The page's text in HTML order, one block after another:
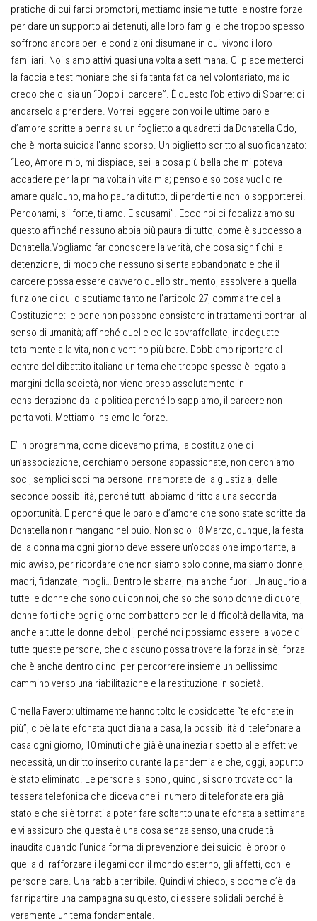
pratiche di cui farci promotori, mettiamo insieme tutte le nostre forze
per dare un supporto ai detenuti, alle loro famiglie che troppo spesso
soffrono ancora per le condizioni disumane in cui vivono i loro
familiari. Noi siamo attivi quasi una volta a settimana. Ci piace metterci
la faccia e testimoniare che si fa tanta fatica nel volontariato, ma io
credo che ci sia un “Dopo il carcere”. È questo l’obiettivo di Sbarre: di
andarselo a prendere. Vorrei leggere con voi le ultime parole
d’amore scritte a penna su un foglietto a quadretti da Donatella Odo,
che è morta suicida l’anno scorso. Un biglietto scritto al suo fidanzato:
“Leo, Amore mio, mi dispiace, sei la cosa più bella che mi poteva
accadere per la prima volta in vita mia; penso e so cosa vuol dire
amare qualcuno, ma ho paura di tutto, di perderti e non lo sopporterei.
Perdonami, sii forte, ti amo. E scusami”. Ecco noi ci focalizziamo su
questo affinché nessuno abbia più paura di tutto, come è successo a
Donatella.Vogliamo far conoscere la verità, che cosa significhi la
detenzione, di modo che nessuno si senta abbandonato e che il
carcere possa essere davvero quello strumento, assolvere a quella
funzione di cui discutiamo tanto nell’articolo 27, comma tre della
Costituzione: le pene non possono consistere in trattamenti contrari al
senso di umanità; affinché quelle celle sovraffollate, inadeguate
totalmente alla vita, non diventino più bare. Dobbiamo riportare al
centro del dibattito italiano un tema che troppo spesso è legato ai
margini della società, non viene preso assolutamente in
considerazione dalla politica perché lo sappiamo, il carcere non
porta voti. Mettiamo insieme le forze.
E’ in programma, come dicevamo prima, la costituzione di
un’associazione, cerchiamo persone appassionate, non cerchiamo
soci, semplici soci ma persone innamorate della giustizia, delle
seconde possibilità, perché tutti abbiamo diritto a una seconda
opportunità. E perché quelle parole d’amore che sono state scritte da
Donatella non rimangano nel buio. Non solo l’8 Marzo, dunque, la festa
della donna ma ogni giorno deve essere un’occasione importante, a
mio avviso, per ricordare che non siamo solo donne, ma siamo donne,
madri, fidanzate, mogli… Dentro le sbarre, ma anche fuori. Un augurio a
tutte le donne che sono qui con noi, che so che sono donne di cuore,
donne forti che ogni giorno combattono con le difficoltà della vita, ma
anche a tutte le donne deboli, perché noi possiamo essere la voce di
tutte queste persone, che ciascuno possa trovare la forza in sè, forza
che è anche dentro di noi per percorrere insieme un bellissimo
cammino verso una riabilitazione e la restituzione in società.
Ornella Favero: ultimamente hanno tolto le cosiddette “telefonate in
più”, cioè la telefonata quotidiana a casa, la possibilità di telefonare a
casa ogni giorno, 10 minuti che già è una inezia rispetto alle effettive
necessità, un diritto inserito durante la pandemia e che, oggi, appunto
è stato eliminato. Le persone si sono , quindi, si sono trovate con la
tessera telefonica che diceva che il numero di telefonate era già
stato e che si è tornati a poter fare soltanto una telefonata a settimana
e vi assicuro che questa è una cosa senza senso, una crudeltà
inaudita quando l’unica forma di prevenzione dei suicidi è proprio
quella di rafforzare i legami con il mondo esterno, gli affetti, con le
persone care. Una rabbia terribile. Quindi vi chiedo, siccome c’è da
far ripartire una campagna su questo, di essere solidali perché è
veramente un tema fondamentale.